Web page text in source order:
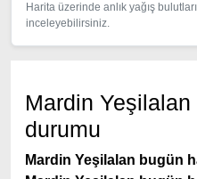
Harita üzerinde anlık yağış
inceleyebilirsiniz.
Mardin
durumu
Mardin Yeşilalan bugün